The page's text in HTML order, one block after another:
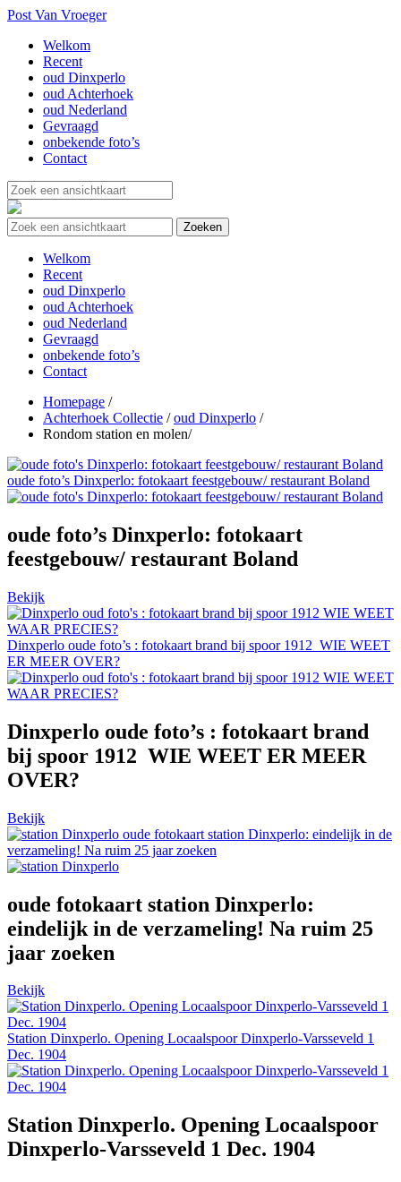
Post Van Vroeger
Welkom
Recent
oud Dinxperlo
oud Achterhoek
oud Nederland
Gevraagd
onbekende foto’s
Contact
Welkom
Recent
oud Dinxperlo
oud Achterhoek
oud Nederland
Gevraagd
onbekende foto’s
Contact
Homepage /
Achterhoek Collectie / oud Dinxperlo /
Rondom station en molen/
oude foto’s Dinxperlo: fotokaart feestgebouw/ restaurant Boland
oude foto’s Dinxperlo: fotokaart
feestgebouw/ restaurant Boland
Bekijk
Dinxperlo oude foto’s : fotokaart brand bij spoor 1912 WIE WEET
ER MEER OVER?
Dinxperlo oude foto’s : fotokaart brand
bij spoor 1912 WIE WEET ER MEER
OVER?
Bekijk
oude fotokaart station Dinxperlo: eindelijk in de
verzameling! Na ruim 25 jaar zoeken
oude fotokaart station Dinxperlo:
eindelijk in de verzameling! Na ruim 25
jaar zoeken
Bekijk
Station Dinxperlo. Opening Locaalspoor Dinxperlo-Varsseveld 1
Dec. 1904
Station Dinxperlo. Opening Locaalspoor
Dinxperlo-Varsseveld 1 Dec. 1904